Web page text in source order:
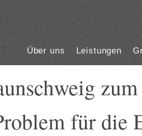
Über uns Leistungen
für die